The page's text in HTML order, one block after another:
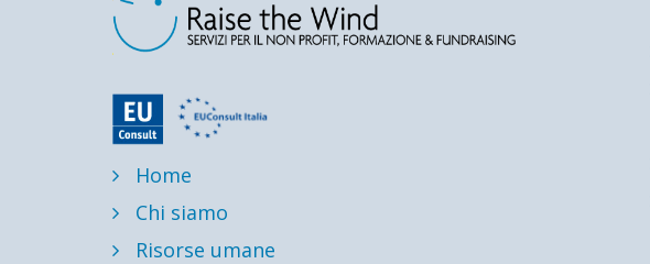
Home
Chi siamo
Risorse umane